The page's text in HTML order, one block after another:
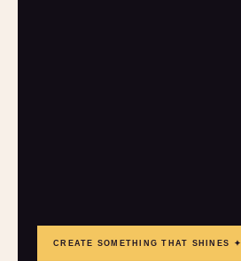
CREATE SOMETHING THAT SHINES ✦